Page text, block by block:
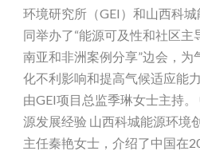
环境研究所（GEI）和山西科
同举办了“能源可及性和社区
南亚和非洲案例分享”边会，
化不利影响和提高气候适应能
由GEI项目总监季琳女士主持
源发展经验 山西科城能源环境
主任秦艳女士，介绍了中国在